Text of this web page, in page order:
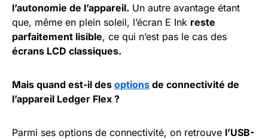
l’autonomie de l’appareil. Un autre avantage étant
que, même en plein soleil, l’écran E Ink reste
parfaitement lisible, ce qui n’est pas le cas des
écrans LCD classiques.
Mais quand est-il des options de connectivité de
l’appareil Ledger Flex ?
Parmi ses options de connectivité, on retrouve l’USB-